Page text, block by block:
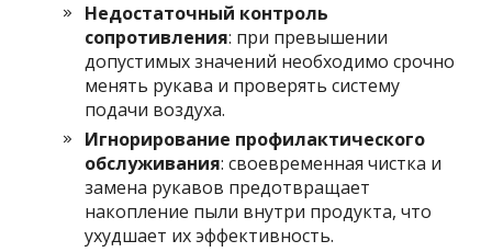
Недостаточный контроль
сопротивления: при превышении
допустимых значений необходимо срочно
менять рукава и проверять систему
подачи воздуха.
Игнорирование профилактического
обслуживания: своевременная чистка и
замена рукавов предотвращает
накопление пыли внутри продукта, что
ухудшает их эффективность.